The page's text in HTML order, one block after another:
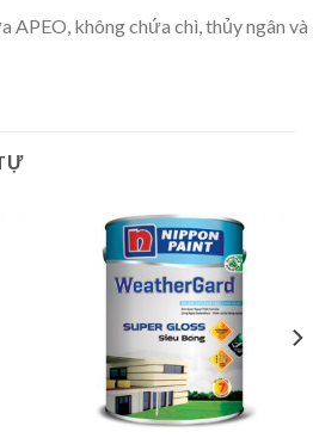
APEO, không chứa chì, thủy ngân và